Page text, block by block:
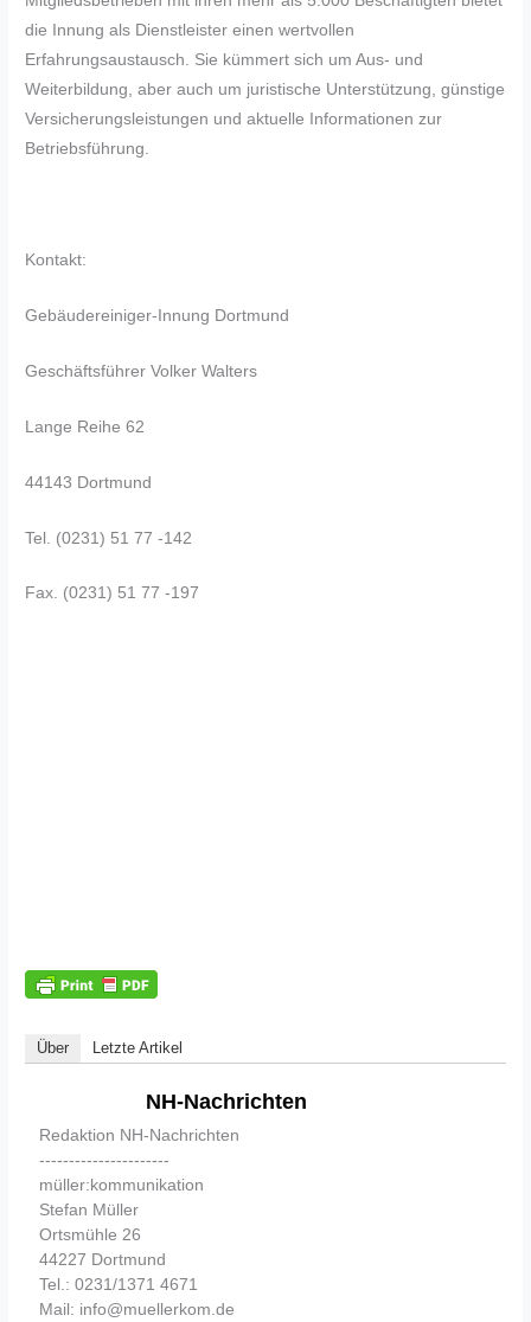
die Innung als Dienstleister einen wertvollen
Erfahrungsaustausch. Sie kümmert sich um Aus- und
Weiterbildung, aber auch um juristische Unterstützung, günstige
Versicherungsleistungen und aktuelle Informationen zur
Betriebsführung.
Kontakt:
Gebäudereiniger-Innung Dortmund
Geschäftsführer Volker Walters
Lange Reihe 62
44143 Dortmund
Tel. (0231) 51 77 -142
Fax. (0231) 51 77 -197
Über Letzte Artikel
NH-Nachrichten
Redaktion NH-Nachrichten
----------------------
müller:kommunikation
Stefan Müller
Ortsmühle 26
44227 Dortmund
Tel.: 0231/1371 4671
Mail: info@muellerkom.de